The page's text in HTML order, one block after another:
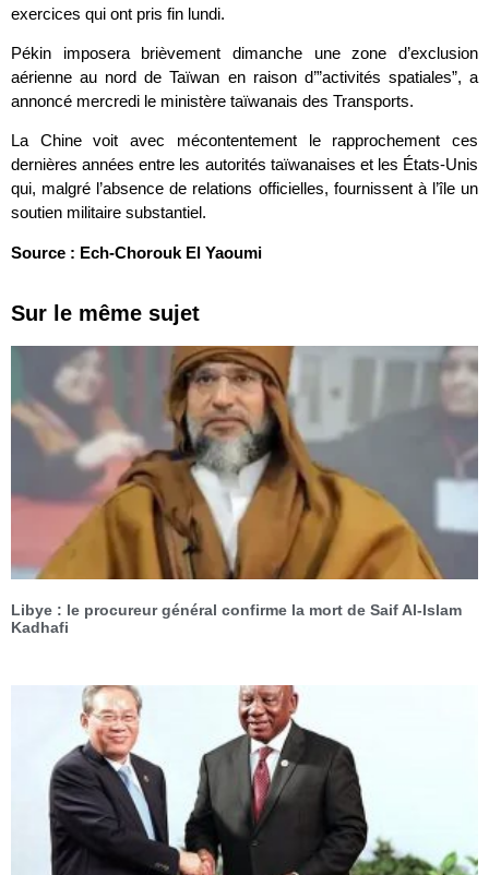
exercices qui ont pris fin lundi.
Pékin imposera brièvement dimanche une zone d’exclusion
aérienne au nord de Taïwan en raison d’”activités spatiales”, a
annoncé mercredi le ministère taïwanais des Transports.
La Chine voit avec mécontentement le rapprochement ces
dernières années entre les autorités taïwanaises et les États-Unis
qui, malgré l’absence de relations officielles, fournissent à l’île un
soutien militaire substantiel.
Source : Ech-Chorouk El Yaoumi
Sur le même sujet
Libye : le procureur général confirme la mort de Saif Al-Islam
Kadhafi